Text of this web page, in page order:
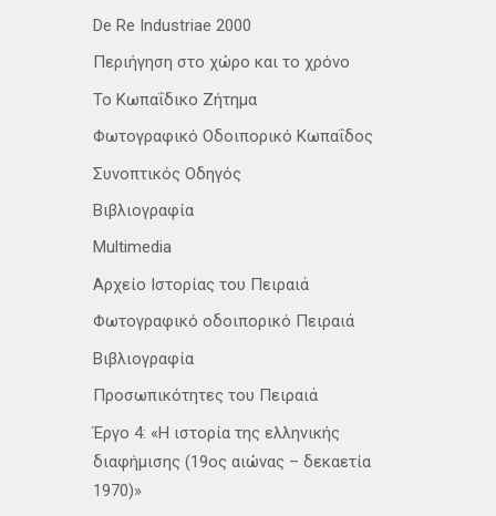
De Re Industriae 2000
Περιήγηση στο χώρο και το χρόνο
Το Κωπαΐδικο Ζήτημα
Φωτογραφικό Οδοιπορικό Κωπαΐδος
Συνοπτικός Οδηγός
Βιβλιογραφία
Multimedia
Αρχείο Ιστορίας του Πειραιά
Φωτογραφικό οδοιπορικό Πειραιά
Βιβλιογραφία
Προσωπικότητες του Πειραιά
Έργο 4: «Η ιστορία της ελληνικής
διαφήμισης (19ος αιώνας – δεκαετία
1970)»